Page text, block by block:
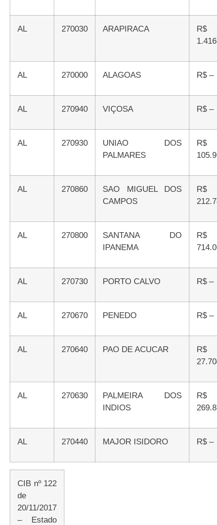
AL 270030 ARAPIRACA
R$
AL 270000 ALAGOAS R$ –
AL 270940 VIÇOSA R$ –
AL 270930
UNIAO DOS
PALMARES
R$
AL 270860
SAO MIGUEL DOS
CAMPOS
R$
AL 270800
SANTANA DO
IPANEMA
R$
AL 270730 PORTO CALVO R$ –
AL 270670 PENEDO R$ –
AL 270640 PAO DE ACUCAR
R$
AL 270630
PALMEIRA DOS
INDIOS
R$
AL 270440 MAJOR ISIDORO R$ –
CIB nº 122
de
20/11/2017
– Estado